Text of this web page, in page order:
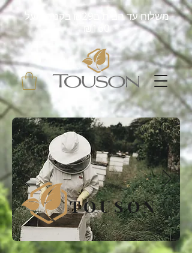
משלוח עד הבית ב₪29 בקניה מעל
₪160
TOUSON